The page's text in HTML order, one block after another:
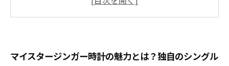
査定額アップの秘訣！状態や付属品がマイスタ
ガー時計の最新トレンド情報
マイスタージンガー時計の魅力とは？独自のシングル